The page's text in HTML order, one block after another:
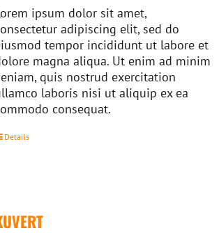
ipsum dolor sit amet,
adipiscing elit, sed do
tempor incididunt ut labore et
magna aliqua. Ut enim ad minim
quis nostrud exercitation
laboris nisi ut aliquip ex ea
consequat.
Details